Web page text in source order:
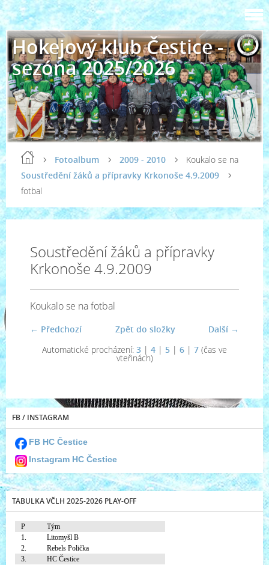
Hokejový klub Čestice -
sezóna 2025/2026
Fotoalbum
2009 - 2010
Soustředění žáků a přípravky Krkonoše 4.9.2009
Koukalo se na
fotbal
Soustředění žáků a přípravky
Krkonoše 4.9.2009
Koukalo se na fotbal
← Předchozí Další →
Zpět do složky
Automatické procházení: 3 | 4 | 5 | 6 | 7 (čas ve
vteřinách)
FB / INSTAGRAM
FB HC Čestice
Instagram HC Čestice
TABULKA VČLH 2025-2026 PLAY-OFF
P
Tým
1.
Litomyšl B
2.
Rebels Polička
3.
HC Čestice